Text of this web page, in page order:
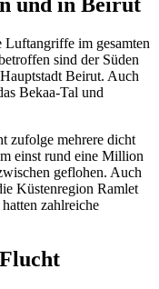
Luftangriffe im gesamten
sind der Süden
Beirut. Auch
Bekaa-Tal und
zufolge mehrere dicht
einst rund eine Million
geflohen. Auch
Küstenregion Ramlet
zahlreiche